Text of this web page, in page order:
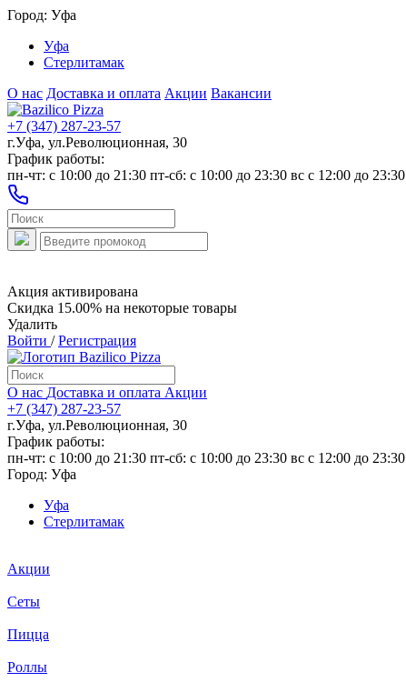
Город: Уфа
Уфа
Стерлитамак
О нас Доставка и оплата Акции Вакансии
+7 (347) 287-23-57
г.Уфа, ул.Революционная, 30
График работы:
пн-чт: c 10:00 до 21:30 пт-сб: c 10:00 до 23:30 вс с 12:00 до 23:30
Акция активирована
Скидка 15.00% на некоторые товары
Удалить
Войти /Регистрация
О нас Доставка и оплата Акции
+7 (347) 287-23-57
г.Уфа, ул.Революционная, 30
График работы:
пн-чт: c 10:00 до 21:30 пт-сб: c 10:00 до 23:30 вс с 12:00 до 23:30
Город: Уфа
Уфа
Стерлитамак
Акции
Сеты
Пицца
Роллы